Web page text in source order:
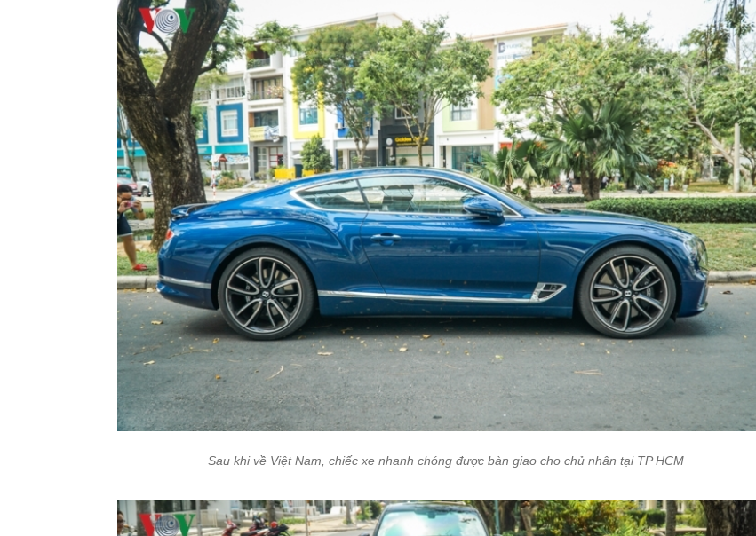
Sau khi về Việt Nam, chiếc xe nhanh chóng được bàn giao cho chủ nhân tại TP HCM